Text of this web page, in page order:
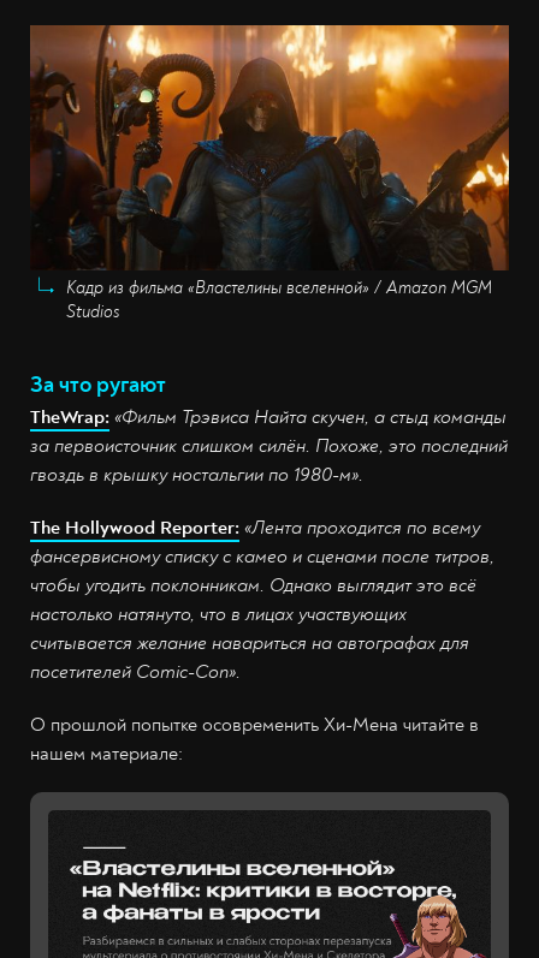
Кадр из фильма «Властелины вселенной» / Amazon MGM
Studios
За что ругают
TheWrap: «Фильм Трэвиса Найта скучен, а стыд команды
за первоисточник слишком силён. Похоже, это последний
гвоздь в крышку ностальгии по 1980-м».
The Hollywood Reporter: «Лента проходится по всему
фансервисному списку с камео и сценами после титров,
чтобы угодить поклонникам. Однако выглядит это всё
настолько натянуто, что в лицах участвующих
считывается желание навариться на автографах для
посетителей Comic-Con».
О прошлой попытке осовременить Хи-Мена читайте в
нашем материале: